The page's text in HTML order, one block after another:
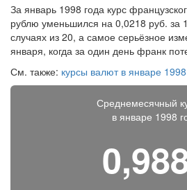
За январь 1998 года курс
рублю уменьшился на 0,0218 руб. за
случаях из 20, а самое серьёзное
января, когда за один день франк
См. также: курсы валют в январе
Среднемесячный
в январе 1998